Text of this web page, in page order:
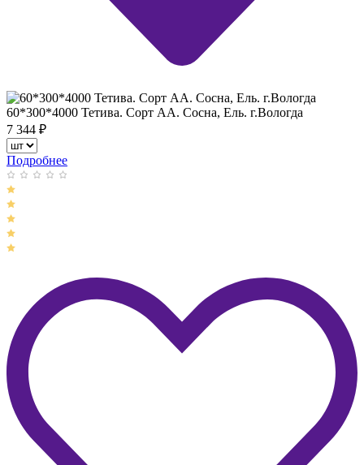
60*300*4000 Тетива. Сорт АА. Сосна, Ель. г.Вологда
7 344 ₽
Подробнее